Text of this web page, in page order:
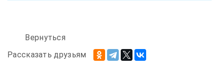
Вернуться
Рассказать друзьям